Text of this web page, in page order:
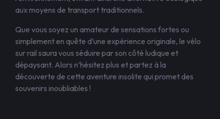
aux moyens de transport traditionnels.
Que vous soyez un amateur de sensations fortes ou
simplement en quête d’une expérience originale, le vélo
sur rail saura vous séduire par son côté ludique et
dépaysant. Alors n’hésitez plus et partez à la
découverte de cette aventure insolite qui promet des
souvenirs inoubliables !